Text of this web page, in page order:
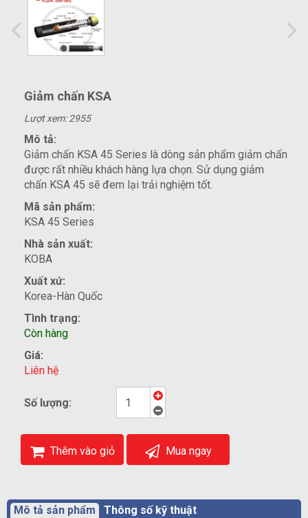
Giảm chấn KSA
Lượt xem: 2955
Mô tả:
Giảm chấn KSA 45 Series là dòng sản phẩm giảm chấn
được rất nhiều khách hàng lựa chọn. Sử dụng giảm
chấn KSA 45 sẽ đem lại trải nghiệm tốt.
Mã sản phẩm:
KSA 45 Series
Nhà sản xuất:
KOBA
Xuất xứ:
Korea-Hàn Quốc
Tình trạng:
Còn hàng
Giá:
Liên hệ
Số lượng:
Thêm vào giỏ Mua ngay
Mô tả sản phẩm Thông số kỹ thuật